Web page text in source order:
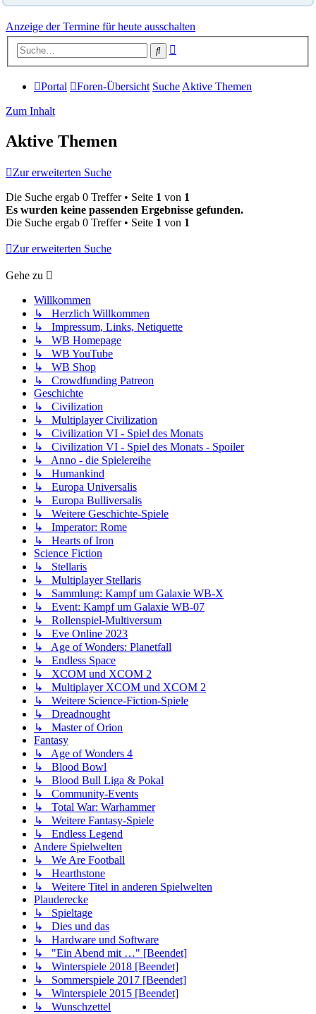
Anzeige der Termine für heute ausschalten
Suche
Portal Foren-Übersicht Suche Aktive Themen
Zum Inhalt
Aktive Themen
Zur erweiterten Suche
Die Suche ergab 0 Treffer • Seite 1 von 1
Es wurden keine passenden Ergebnisse gefunden.
Die Suche ergab 0 Treffer • Seite 1 von 1
Zur erweiterten Suche
Gehe zu
Willkommen
↳ Herzlich Willkommen
↳ Impressum, Links, Netiquette
↳ WB Homepage
↳ WB YouTube
↳ WB Shop
↳ Crowdfunding Patreon
Geschichte
↳ Civilization
↳ Multiplayer Civilization
↳ Civilization VI - Spiel des Monats
↳ Civilization VI - Spiel des Monats - Spoiler
↳ Anno - die Spielereihe
↳ Humankind
↳ Europa Universalis
↳ Europa Bulliversalis
↳ Weitere Geschichte-Spiele
↳ Imperator: Rome
↳ Hearts of Iron
Science Fiction
↳ Stellaris
↳ Multiplayer Stellaris
↳ Sammlung: Kampf um Galaxie WB-X
↳ Event: Kampf um Galaxie WB-07
↳ Rollenspiel-Multiversum
↳ Eve Online 2023
↳ Age of Wonders: Planetfall
↳ Endless Space
↳ XCOM und XCOM 2
↳ Multiplayer XCOM und XCOM 2
↳ Weitere Science-Fiction-Spiele
↳ Dreadnought
↳ Master of Orion
Fantasy
↳ Age of Wonders 4
↳ Blood Bowl
↳ Blood Bull Liga & Pokal
↳ Community-Events
↳ Total War: Warhammer
↳ Weitere Fantasy-Spiele
↳ Endless Legend
Andere Spielwelten
↳ We Are Football
↳ Hearthstone
↳ Weitere Titel in anderen Spielwelten
Plauderecke
↳ Spieltage
↳ Dies und das
↳ Hardware und Software
↳ "Ein Abend mit …" [Beendet]
↳ Winterspiele 2018 [Beendet]
↳ Sommerspiele 2017 [Beendet]
↳ Winterspiele 2015 [Beendet]
↳ Wunschzettel